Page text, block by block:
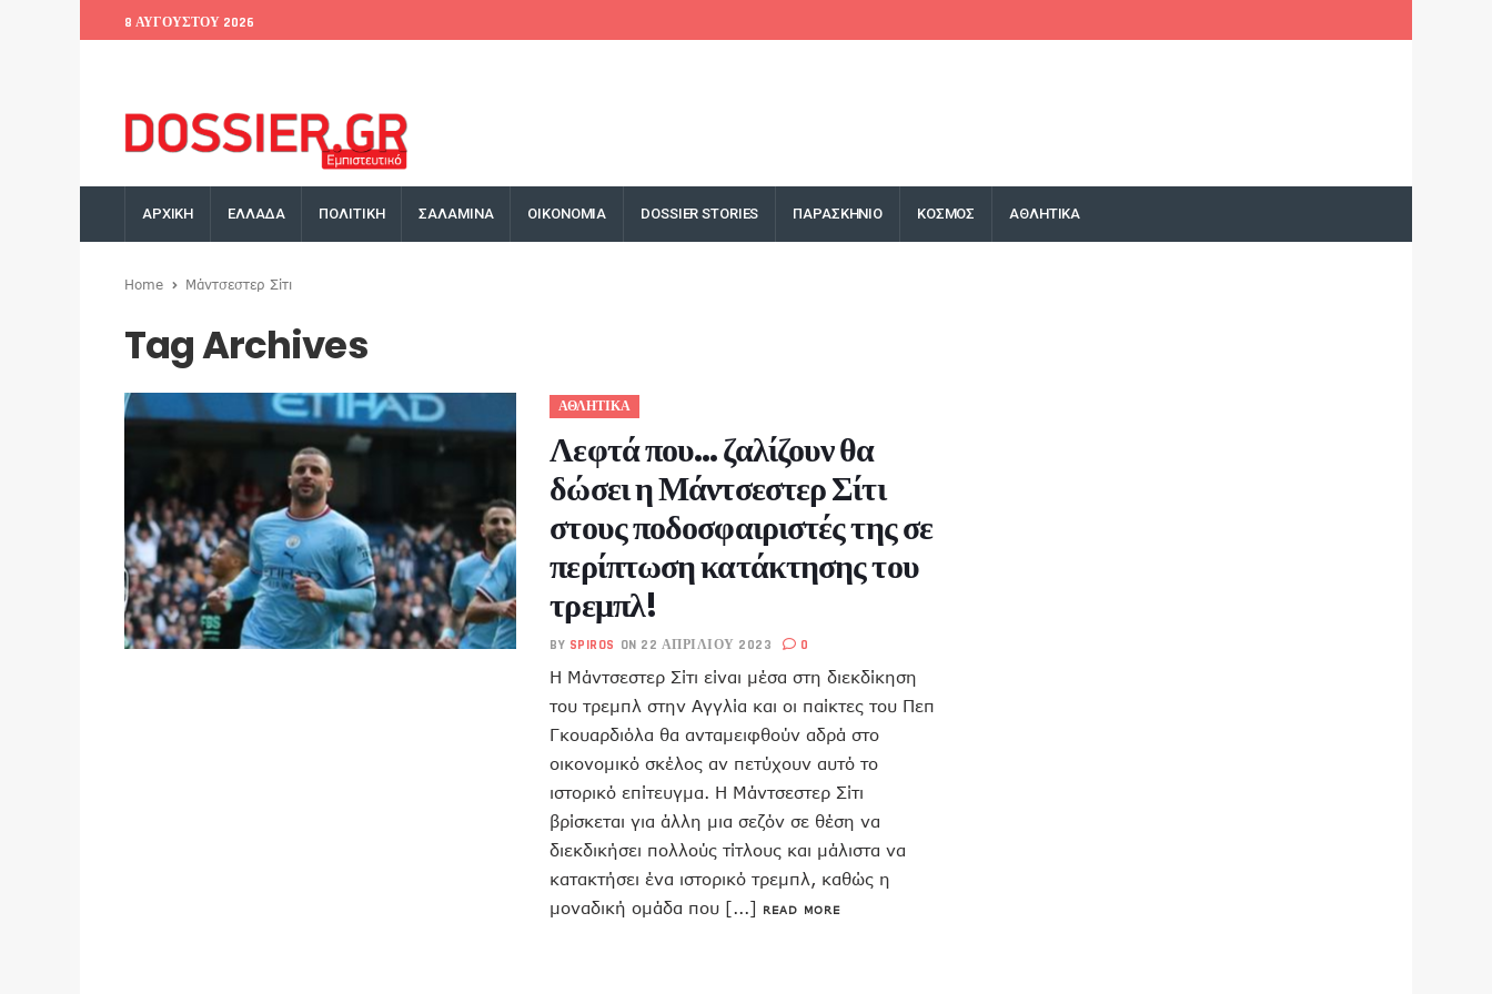
8 ΑΥΓΟΎΣΤΟΥ 2026
ΑΡΧΙΚΗ ΕΛΛΑΔΑ ΠΟΛΙΤΙΚΗ ΣΑΛΑΜΙΝΑ ΟΙΚΟΝΟΜΙΑ DOSSIER STORIES ΠΑΡΑΣΚΗΝΙΟ ΚΟΣΜΟΣ ΑΘΛΗΤΙΚΑ
Home Μάντσεστερ Σίτι
Tag Archives
ΑΘΛΗΤΙΚΑ
Λεφτά που… ζαλίζουν θα
δώσει η Μάντσεστερ Σίτι
στους ποδοσφαιριστές της σε
περίπτωση κατάκτησης του
τρεμπλ!
BY SPIROS ON 22 ΑΠΡΙΛΊΟΥ 2023 0
Η Μάντσεστερ Σίτι είναι μέσα στη διεκδίκηση
του τρεμπλ στην Αγγλία και οι παίκτες του Πεπ
Γκουαρδιόλα θα ανταμειφθούν αδρά στο
οικονομικό σκέλος αν πετύχουν αυτό το
ιστορικό επίτευγμα. Η Μάντσεστερ Σίτι
βρίσκεται για άλλη μια σεζόν σε θέση να
διεκδικήσει πολλούς τίτλους και μάλιστα να
κατακτήσει ένα ιστορικό τρεμπλ, καθώς η
μοναδική ομάδα που [...]
READ MORE